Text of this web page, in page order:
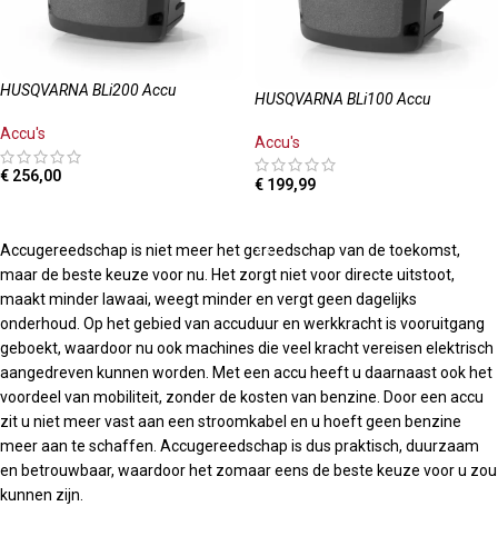
HUSQVARNA BLi200 Accu
Accu's
€ 256,00
HUSQVARNA BLi100 Accu
Accu's
€ 199,99
Accugereedschap is niet meer het gereedschap van de toekomst,
maar de beste keuze voor nu. Het zorgt niet voor directe uitstoot,
maakt minder lawaai, weegt minder en vergt geen dagelijks
onderhoud. Op het gebied van accuduur en werkkracht is vooruitgang
geboekt, waardoor nu ook machines die veel kracht vereisen elektrisch
aangedreven kunnen worden. Met een accu heeft u daarnaast ook het
voordeel van mobiliteit, zonder de kosten van benzine. Door een accu
zit u niet meer vast aan een stroomkabel en u hoeft geen benzine
meer aan te schaffen. Accugereedschap is dus praktisch, duurzaam
en betrouwbaar, waardoor het zomaar eens de beste keuze voor u zou
kunnen zijn.